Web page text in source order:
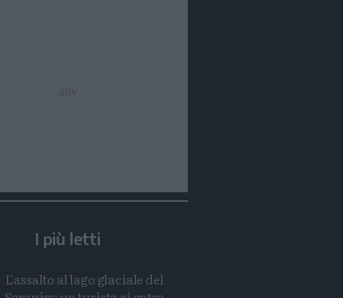
I più letti
L'assalto al lago glaciale del